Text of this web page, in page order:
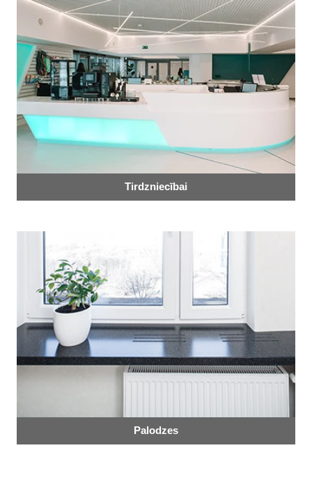
Tirdzniecībai
Palodzes